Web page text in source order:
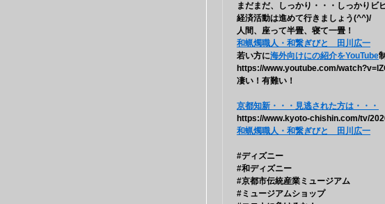
まだまだ、しっかり・・・しっかりビ
経済活動は進めて行きましょう(^^)/
人間、座って半畳、寝て一畳！
和蝋燭職人・和繋ぎびと 田川広一
若い方に海外向けにの紹介をYouTube
https://www.youtube.com/
凄い！有難い！
京都知新・・・見逃された方は・・・
https://www.kyoto-chishin.com/tv/
和蝋燭職人・和繋ぎびと 田川広一
#ディズニー
#和ディズニー
#京都市伝統産業ミュージアム
#ミュージアムショップ